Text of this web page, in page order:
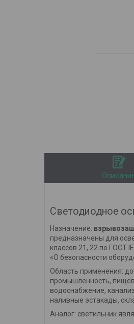
Светодиодное
Назначение:
предназначены для
классов 21, 22 по ГОСТ
«О безопасности
Область применения:
промышленность,
водоснабжение,
наливные эстакады,
Аналог: светильник